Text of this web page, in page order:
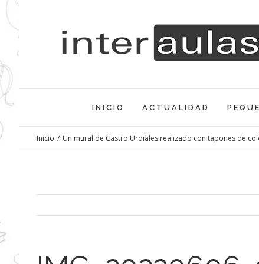
Saltar
INICIO ACTUALIDAD
Inicio / Un mural de Castro Urdiales realizado con tapones de